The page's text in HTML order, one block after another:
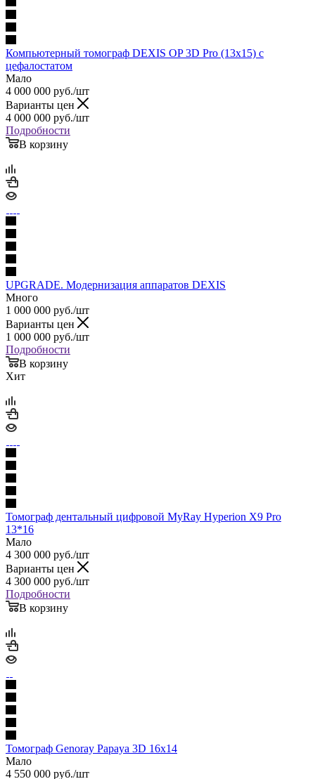
Компьютерный томограф DEXIS OP 3D Pro (13x15) с
цефалостатом
Мало
4 000 000 руб./шт
Варианты цен
4 000 000 руб./шт
Подробности
В корзину
UPGRADE. Модернизация аппаратов DEXIS
Много
1 000 000 руб./шт
Варианты цен
1 000 000 руб./шт
Подробности
В корзину
Хит
Томограф дентальный цифровой MyRay Hyperion X9 Pro
13*16
Мало
4 300 000 руб./шт
Варианты цен
4 300 000 руб./шт
Подробности
В корзину
Томограф Genoray Papaya 3D 16x14
Мало
4 550 000 руб./шт